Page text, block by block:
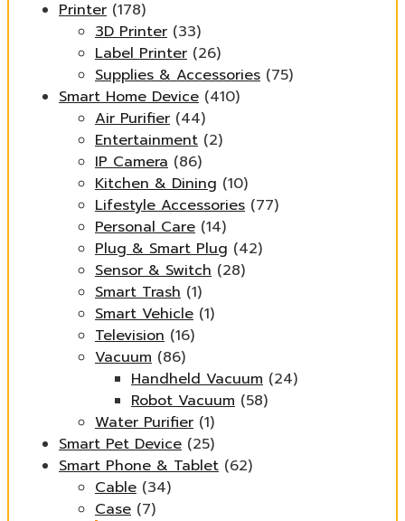
Printer (178)
3D Printer (33)
Label Printer (26)
Supplies & Accessories (75)
Smart Home Device (410)
Air Purifier (44)
Entertainment (2)
IP Camera (86)
Kitchen & Dining (10)
Lifestyle Accessories (77)
Personal Care (14)
Plug & Smart Plug (42)
Sensor & Switch (28)
Smart Trash (1)
Smart Vehicle (1)
Television (16)
Vacuum (86)
Handheld Vacuum (24)
Robot Vacuum (58)
Water Purifier (1)
Smart Pet Device (25)
Smart Phone & Tablet (62)
Cable (34)
Case (7)